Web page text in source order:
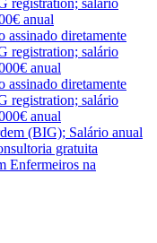
anual
assinado diretamente
registration; salário
anual
assinado diretamente
registration; salário
anual
(BIG); Salário anual
gratuita
Enfermeiros na